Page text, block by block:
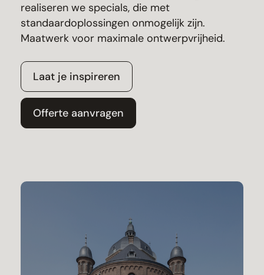
realiseren we specials, die met
standaardoplossingen onmogelijk zijn.
Maatwerk voor maximale ontwerpvrijheid.
Laat je inspireren
Offerte aanvragen